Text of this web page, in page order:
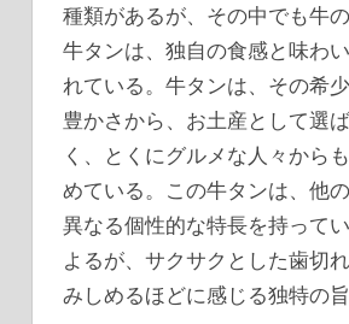
種類があるが、その中でも牛
牛タンは、独自の食感と味わ
れている。牛タンは、その希
豊かさから、お土産として選
く、とくにグルメな人々から
めている。この牛タンは、他
異なる個性的な特長を持って
よるが、サクサクとした歯切
みしめるほどに感じる独特の旨